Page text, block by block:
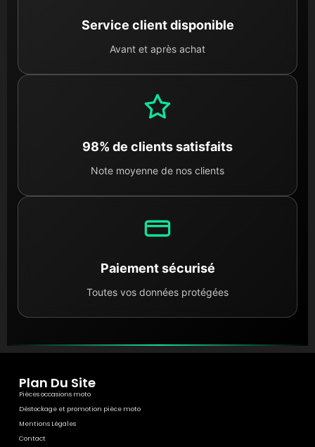
Service client disponible
Avant et après achat
98% de clients satisfaits
Note moyenne de nos clients
Paiement sécurisé
Toutes vos données protégées
Plan Du Site
Pièces occasions moto
Déstockage et promotion pièce moto
Mentions Légales
Contact